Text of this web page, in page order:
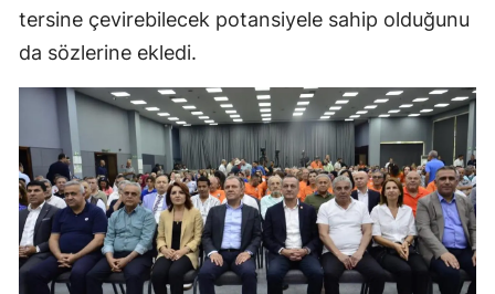
tersine çevirebilecek potansiyele sahip olduğunu
da sözlerine ekledi.